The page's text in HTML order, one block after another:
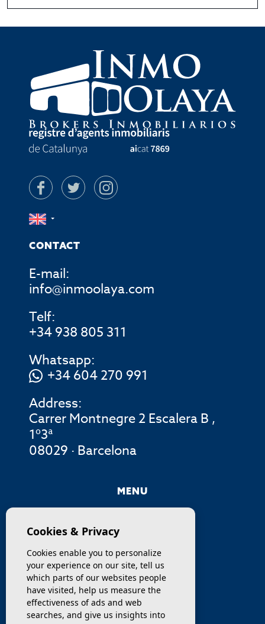
CONTACT
E-mail:
info@inmoolaya.com
Telf:
+34 938 805 311
Whatsapp:
+34 604 270 991
Address:
Carrer Montnegre 2 Escalera B ,
1º3ª
08029 · Barcelona
MENU
PROPERTIES
SERVICES
SELL / TRANSFER
Cookies & Privacy
Cookies enable you to personalize
your experience on our site, tell us
which parts of our websites people
have visited, help us measure the
effectiveness of ads and web
searches, and give us insights into